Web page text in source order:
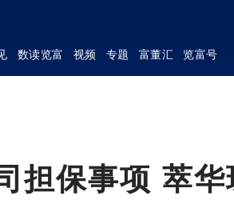
数读览富 视频 专题 富董汇 览富号
担保事项 萃